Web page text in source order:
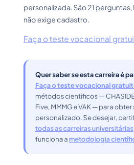
personalizada. São 21 perguntas,
não exige cadastro.
Faça o teste vocacional
Quer saber se esta carreira é
Faça o teste vocacional
métodos científicos —
Five, MMMG e VAK — para obter
personalizado. Se desejar,
todas as carreiras universitárias
funciona a metodologia